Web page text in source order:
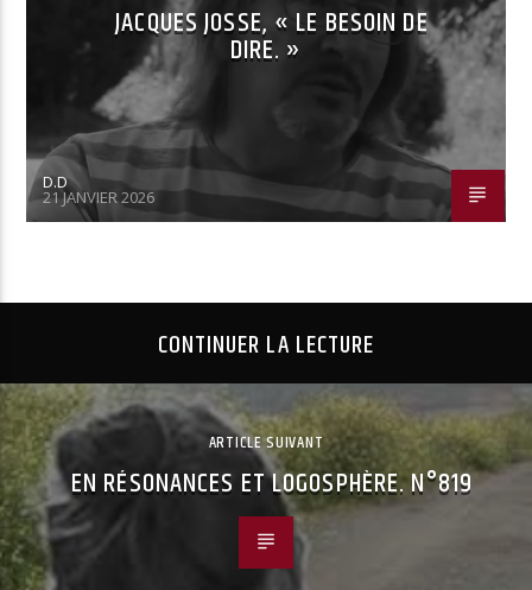
JACQUES JOSSE, « LE BESOIN DE
DIRE. »
D.D
21 JANVIER 2026
CONTINUER LA LECTURE
ARTICLE SUIVANT
EN RÉSONANCES ET LOGOSPHÈRE. N°819